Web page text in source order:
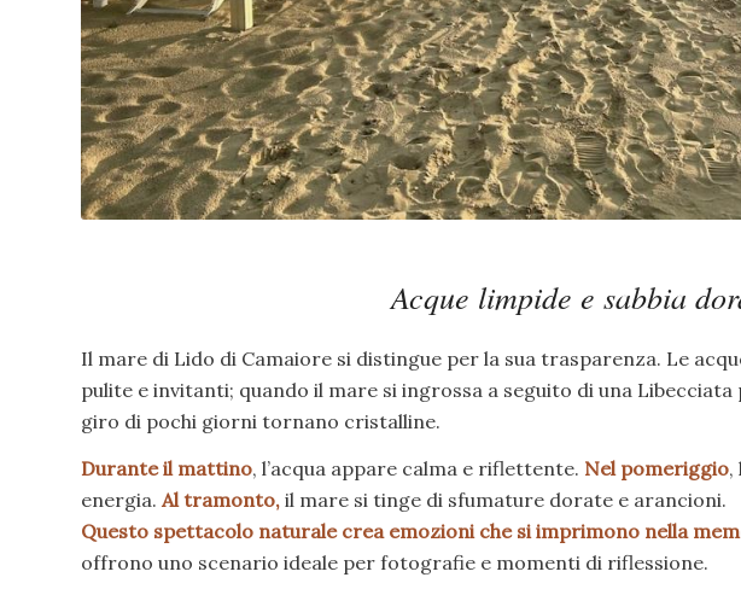
Acque limpide e sabbia
Il mare di Lido di Camaiore si distingue per la sua trasparenza. Le
pulite e invitanti; quando il mare si ingrossa a seguito di una
giro di pochi giorni tornano cristalline.
Durante il mattino, l’acqua appare calma e riflettente. Nel pomeriggio,
energia. Al tramonto, il mare si tinge di sfumature dorate e arancioni.
Questo spettacolo naturale crea emozioni che si imprimono nella
offrono uno scenario ideale per fotografie e momenti di riflessione.